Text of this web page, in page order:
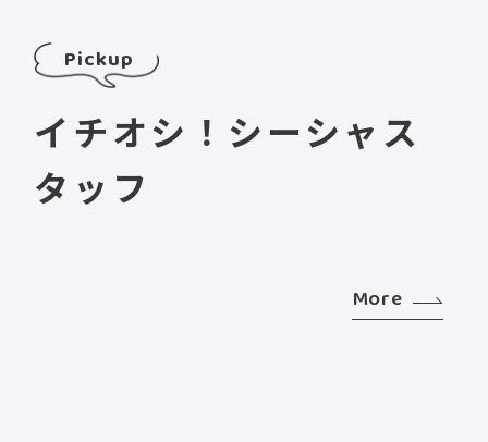
Pickup
イチオシ！シーシャス
タッフ
More